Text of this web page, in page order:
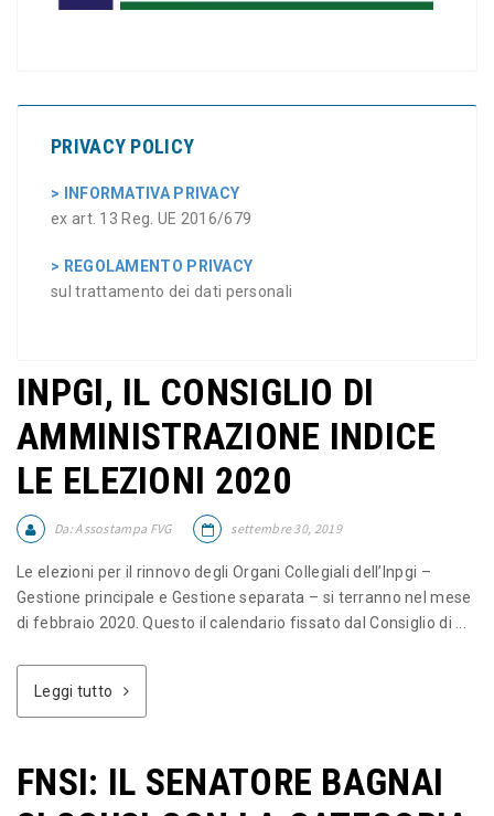
PRIVACY POLICY
> INFORMATIVA PRIVACY
ex art. 13 Reg. UE 2016/679
> REGOLAMENTO PRIVACY
sul trattamento dei dati personali
INPGI, IL CONSIGLIO DI
AMMINISTRAZIONE INDICE
LE ELEZIONI 2020
Da:Assostampa FVG settembre 30, 2019
Le elezioni per il rinnovo degli Organi Collegiali dell’Inpgi –
Gestione principale e Gestione separata – si terranno nel mese
di febbraio 2020. Questo il calendario fissato dal Consiglio di ...
Leggi tutto
FNSI: IL SENATORE BAGNAI